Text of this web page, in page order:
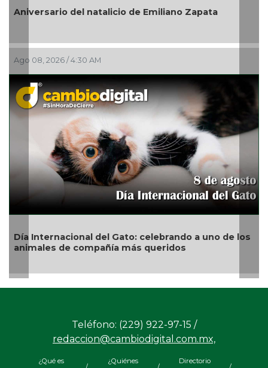
En marcha trabajos de rehabilitación en avenida 20
de Noviembre; habrá reducción a un carril
Ago 07, 2026 / 10:31 PM
San Andrés Tuxtla alista su Festival Internacional
de Globos de Papel
Teléfono: (229) 922-97-15 /
redaccion@cambiodigital.com.mx,
¿Qué es
¿Quiénes
Directorio